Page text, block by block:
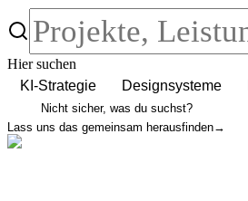
Hier suchen
KI-Strategie
Designsysteme
Nicht sicher, was du suchst?
Lass uns das gemeinsam herausfinden→